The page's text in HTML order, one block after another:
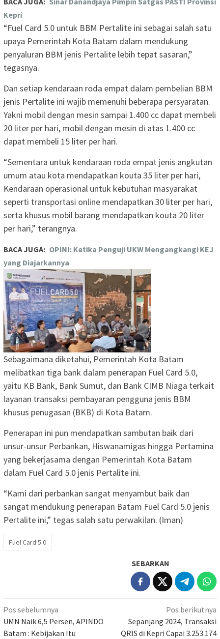
Kepri
“Fuel Card 5.0 untuk BBM Pertalite ini sebagai salah satu
upaya Pemerintah Kota Batam dalam mendukung
penyaluran BBM jenis Pertalite lebih tepat sasaran,”
tegasnya.
Dan setiap kendaraan roda empat dalam pembelian BBM
jenis Pertalite ini wajib memenuhi beberapa persyaratan.
Yakni mobil dengan mesin sampai 1.400 cc dapat membeli
20 liter per hari, mobil dengan mesin di atas 1.400 cc
dapat membeli 15 liter per hari.
“Sementara untuk kendaraan roda empat jenis angkutan
umum atau kota mendapatkan kouta 35 liter per hari,
Kendaraan operasional untuk kebutuhan masyarakat
seperti transportasi online mendapatkan 30 liter per hari,
serta khusus mobil barang mendapatkan kouta 20 liter
per hari,” terangnya.
BACA JUGA: OPINI: Ketika Penguji UKW Mengangkangi KEJ
yang Diajarkannya
Sebagaimana diketahui, Pemerintah Kota Batam
melibatkan tiga bank dalam penerapan Fuel Card 5.0,
yaitu KB Bank, Bank Sumut, dan Bank CIMB Niaga terkait
layanan transaksi pembayaran pengguna jenis BBM
khusus penugasan (BKB) di Kota Batam.
Penerapan ini pun mendapatkan sambutan baik dari
unsur-unsur Perbankan, Hiswanamigas hingga Pertamina
yang bekerjasama dengan Pemerintah Kota Batam
dalam Fuel Card 5.0 jenis Pertalite ini.
“Kami dari perbankan sangat menyambut baik dan
sangat mendukung penerapan Batam Fuel Card 5.0 jenis
Pertalite ini,” tegas salah satu perwakilan. (Iman)
Fuel Card 5.0
SEBARKAN
Navigasi
pos
Pos sebelumnya
UMN Naik 6,5 Persen, APINDO
Batam : Kebijakan Itu
Pos berikutnya
Sepanjang 2024, Transaksi
QRIS di Kepri Capai 3.253.174